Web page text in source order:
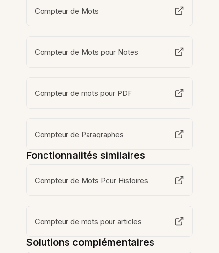
Compteur de Mots
Compteur de Mots pour Notes
Compteur de mots pour PDF
Compteur de Paragraphes
Fonctionnalités similaires
Compteur de Mots Pour Histoires
Compteur de mots pour articles
Solutions complémentaires